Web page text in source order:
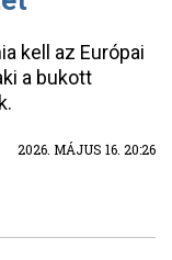
kell az Európai
a bukott
2026. MÁJUS 16. 20:26